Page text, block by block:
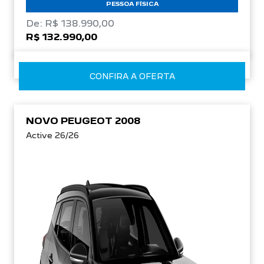
PESSOA FÍSICA
De: R$ 138.990,00
R$ 132.990,00
CONFIRA A OFERTA
NOVO PEUGEOT 2008
Active 26/26